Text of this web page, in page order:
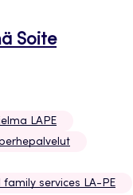
Soite
LAPE
services LA-PE